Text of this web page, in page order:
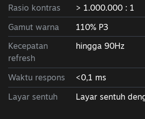
Rasio kontras
> 1.000.000 : 1
Gamut warna
110% P3
Kecepatan
refresh
hingga 90Hz
Waktu respons
<0,1 ms
Layar sentuh
Layar sentuh